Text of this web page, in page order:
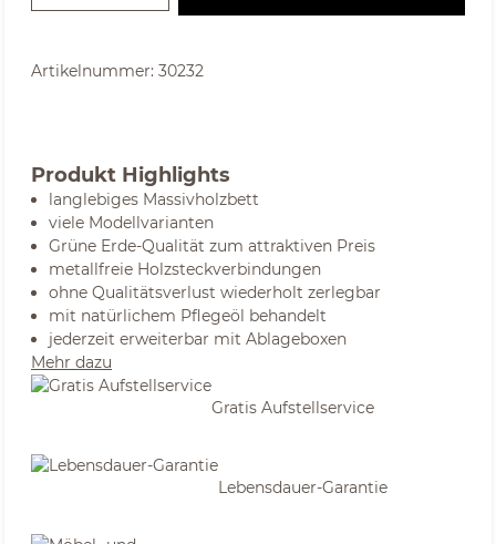
Artikelnummer: 30232
Produkt Highlights
langlebiges Massivholzbett
viele Modellvarianten
Grüne Erde-Qualität zum attraktiven Preis
metallfreie Holzsteckverbindungen
ohne Qualitätsverlust wiederholt zerlegbar
mit natürlichem Pflegeöl behandelt
jederzeit erweiterbar mit Ablageboxen
Mehr dazu
Gratis Aufstellservice
Lebensdauer-Garantie